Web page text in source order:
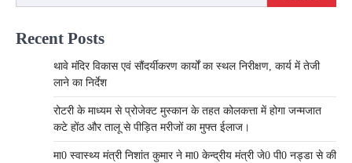
Recent Posts
थावे मंदिर विकास एवं सौंदर्यीकरण कार्यों का स्थल निरीक्षण, कार्य में तेजी
लाने का निर्देश
रोटरी के माध्यम से प्रोजेक्ट मुस्कान के तहत कोलकत्ता में होगा जन्मजात
कटे होंठ और तालू से पीड़ित मरीजों का मुफ्त ईलाज।
मा0 स्वास्थ्य मंत्री निशांत कुमार ने मा0 केन्द्रीय मंत्री जे0 पी0 नड्डा से की